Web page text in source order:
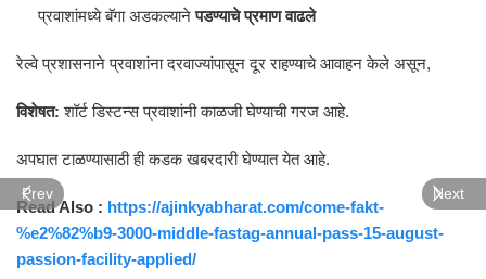
प्रवाशांमध्ये बॅगा अडकल्यानेपडण्याचे प्रमाण वाढले
रेल्वे प्रशासनाने प्रवाशांना दरवाज्यांपासून दूर राहण्याचे आवाहन केले असून,
विशेषत: शॉर्ट डिस्टन्स प्रवाशांनी काळजी घेण्याची गरज आहे.
अपघात टाळण्यासाठी ही कडक खबरदारी घेण्यात येत आहे.
Read Also : https://ajinkyabharat.com/come-fakt-
%e2%82%b9-3000-middle-fastag-annual-pass-15-august-
passion-facility-applied/
Prev Next